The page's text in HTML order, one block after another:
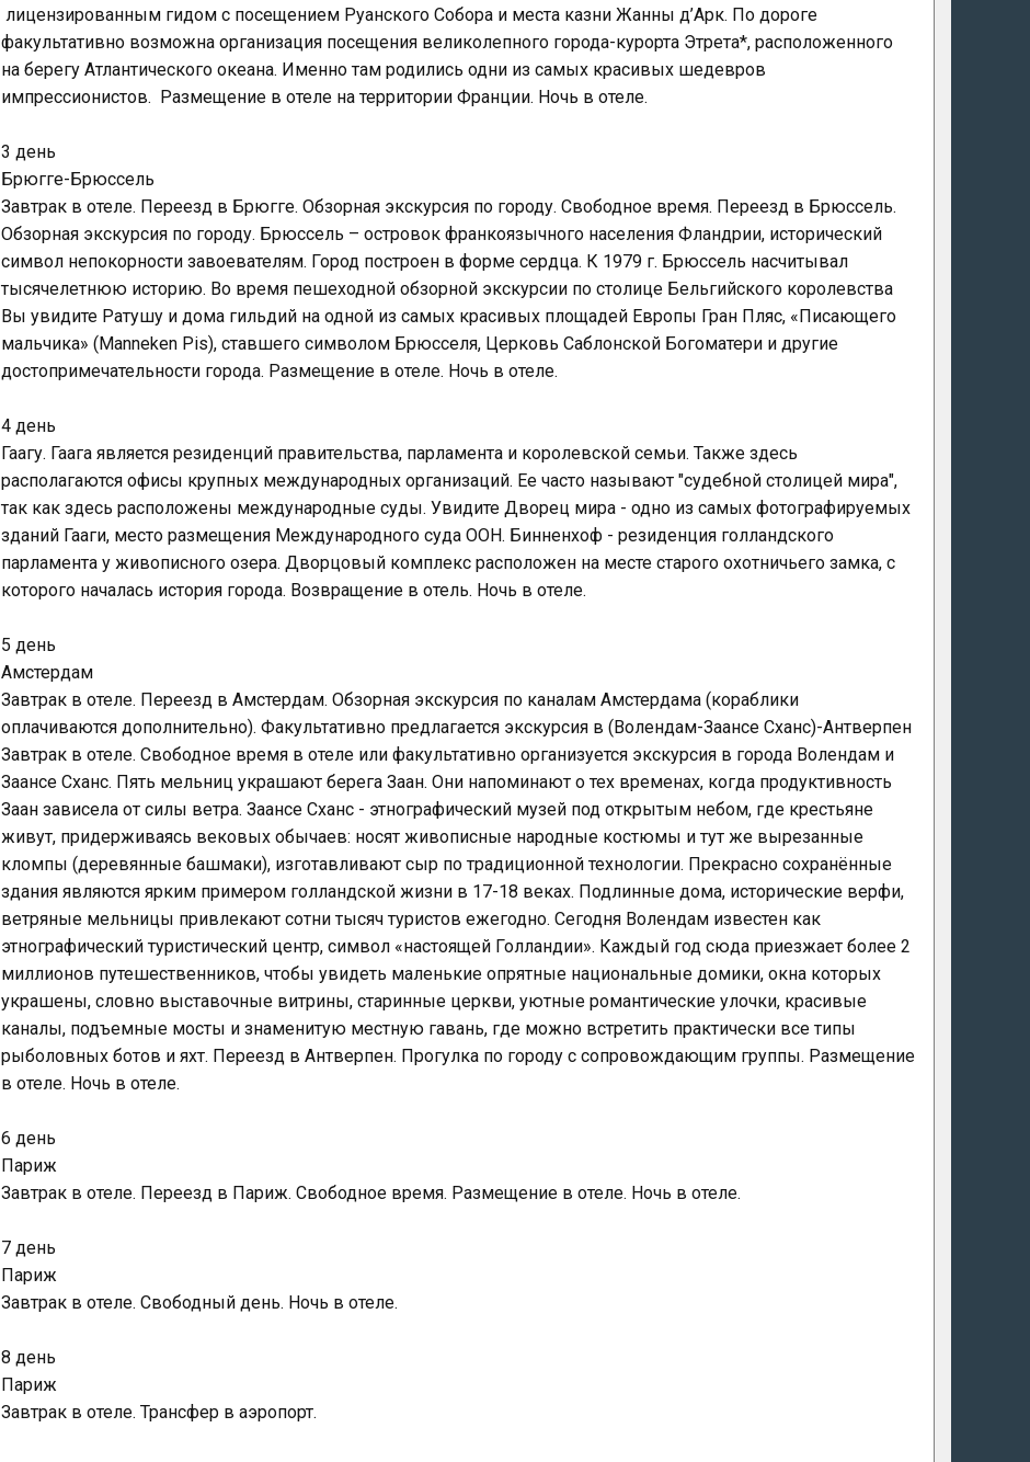
лицензированным гидом с посещением Руанского Собора и места казни Жанны д’Арк. По дороге
факультативно возможна организация посещения великолепного города-курорта Этрета*, расположенного
на берегу Атлантического океана. Именно там родились одни из самых красивых шедевров
импрессионистов. Размещение в отеле на территории Франции. Ночь в отеле.
3 день
Брюгге-Брюссель
Завтрак в отеле. Переезд в Брюгге. Обзорная экскурсия по городу. Свободное время. Переезд в Брюссель.
Обзорная экскурсия по городу. Брюссель – островок франкоязычного населения Фландрии, исторический
символ непокорности завоевателям. Город построен в форме сердца. К 1979 г. Брюссель насчитывал
тысячелетнюю историю. Во время пешеходной обзорной экскурсии по столице Бельгийского королевства
Вы увидите Ратушу и дома гильдий на одной из самых красивых площадей Европы Гран Пляс, «Писающего
мальчика» (Manneken Pis), ставшего символом Брюсселя, Церковь Саблонской Богоматери и другие
достопримечательности города. Размещение в отеле. Ночь в отеле.
4 день
Гаагу. Гаага является резиденций правительства, парламента и королевской семьи. Также здесь
располагаются офисы крупных международных организаций. Ее часто называют "судебной столицей мира",
так как здесь расположены международные суды. Увидите Дворец мира - одно из самых фотографируемых
зданий Гааги, место размещения Международного суда ООН. Бинненхоф - резиденция голландского
парламента у живописного озера. Дворцовый комплекс расположен на месте старого охотничьего замка, с
которого началась история города. Возвращение в отель. Ночь в отеле.
5 день
Амстердам
Завтрак в отеле. Переезд в Амстердам. Обзорная экскурсия по каналам Амстердама (кораблики
оплачиваются дополнительно). Факультативно предлагается экскурсия в (Волендам-Заансе Сханс)-Антверпен
Завтрак в отеле. Свободное время в отеле или факультативно организуется экскурсия в города Волендам и
Заансе Сханс. Пять мельниц украшают берега Заан. Они напоминают о тех временах, когда продуктивность
Заан зависела от силы ветра. Заансе Сханс - этнографический музей под открытым небом, где крестьяне
живут, придерживаясь вековых обычаев: носят живописные народные костюмы и тут же вырезанные
кломпы (деревянные башмаки), изготавливают сыр по традиционной технологии. Прекрасно сохранённые
здания являются ярким примером голландской жизни в 17-18 веках. Подлинные дома, исторические верфи,
ветряные мельницы привлекают сотни тысяч туристов ежегодно. Сегодня Волендам известен как
этнографический туристический центр, символ «настоящей Голландии». Каждый год сюда приезжает более 2
миллионов путешественников, чтобы увидеть маленькие опрятные национальные домики, окна которых
украшены, словно выставочные витрины, старинные церкви, уютные романтические улочки, красивые
каналы, подъемные мосты и знаменитую местную гавань, где можно встретить практически все типы
рыболовных ботов и яхт. Переезд в Антверпен. Прогулка по городу с сопровождающим группы. Размещение
в отеле. Ночь в отеле.
6 день
Париж
Завтрак в отеле. Переезд в Париж. Свободное время. Размещение в отеле. Ночь в отеле.
7 день
Париж
Завтрак в отеле. Свободный день. Ночь в отеле.
8 день
Париж
Завтрак в отеле. Трансфер в аэропорт.